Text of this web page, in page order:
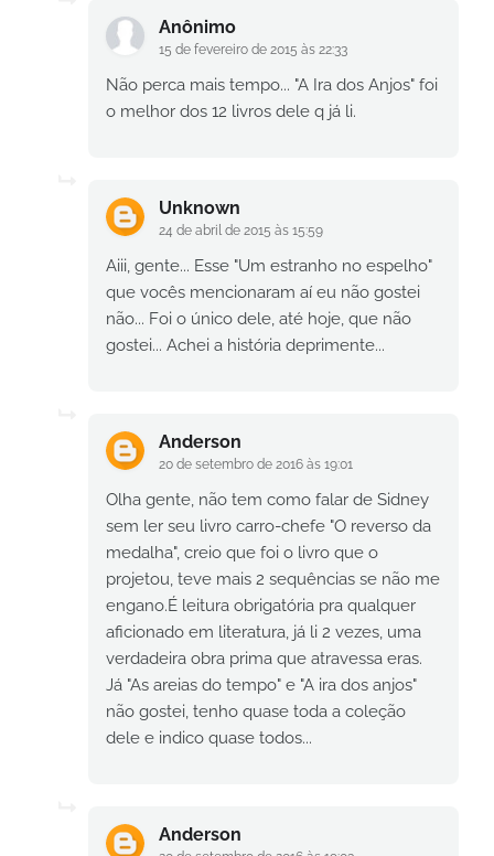
Anônimo
15 de fevereiro de 2015 às 22:33
Não perca mais tempo... "A Ira dos Anjos" foi
o melhor dos 12 livros dele q já li.
Unknown
24 de abril de 2015 às 15:59
Aiii, gente... Esse "Um estranho no espelho"
que vocês mencionaram aí eu não gostei
não... Foi o único dele, até hoje, que não
gostei... Achei a história deprimente...
Anderson
20 de setembro de 2016 às 19:01
Olha gente, não tem como falar de Sidney
sem ler seu livro carro-chefe "O reverso da
medalha", creio que foi o livro que o
projetou, teve mais 2 sequências se não me
engano.É leitura obrigatória pra qualquer
aficionado em literatura, já li 2 vezes, uma
verdadeira obra prima que atravessa eras.
Já "As areias do tempo" e "A ira dos anjos"
não gostei, tenho quase toda a coleção
dele e indico quase todos...
Anderson